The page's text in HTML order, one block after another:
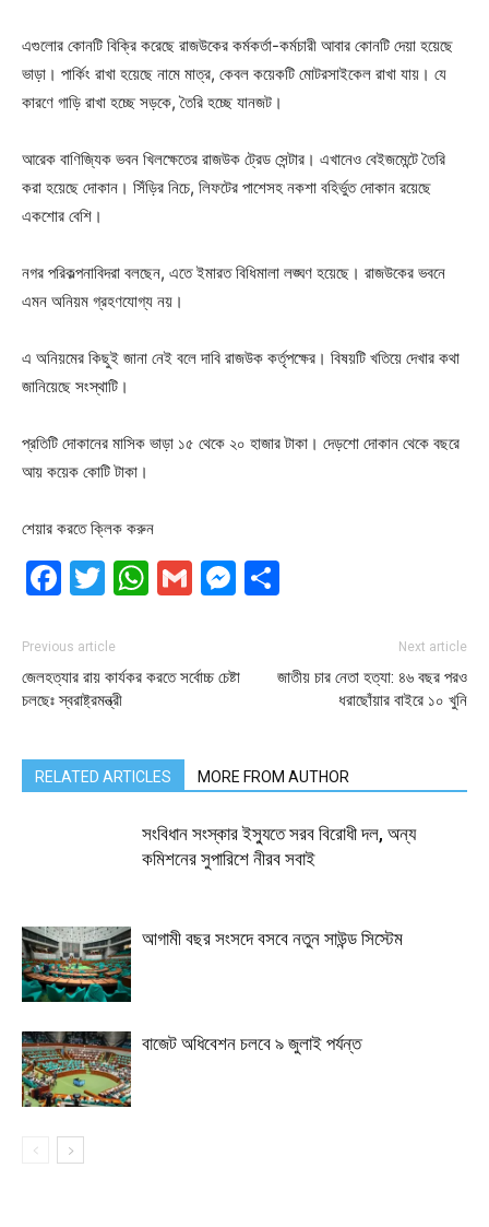
এগুলোর কোনটি বিক্রি করেছে রাজউকের কর্মকর্তা-কর্মচারী আবার কোনটি দেয়া হয়েছে
ভাড়া। পার্কিং রাখা হয়েছে নামে মাত্র, কেবল কয়েকটি মোটরসাইকেল রাখা যায়। যে
কারণে গাড়ি রাখা হচ্ছে সড়কে, তৈরি হচ্ছে যানজট।
আরেক বাণিজ্যিক ভবন খিলক্ষেতের রাজউক ট্রেড সেন্টার। এখানেও বেইজমেন্টে তৈরি
করা হয়েছে দোকান। সিঁড়ির নিচে, লিফটের পাশেসহ নকশা বহির্ভুত দোকান রয়েছে
একশোর বেশি।
নগর পরিকল্পনাবিদরা বলছেন, এতে ইমারত বিধিমালা লঙ্ঘণ হয়েছে। রাজউকের ভবনে
এমন অনিয়ম গ্রহণযোগ্য নয়।
এ অনিয়মের কিছুই জানা নেই বলে দাবি রাজউক কর্তৃপক্ষের। বিষয়টি খতিয়ে দেখার কথা
জানিয়েছে সংস্থাটি।
প্রতিটি দোকানের মাসিক ভাড়া ১৫ থেকে ২০ হাজার টাকা। দেড়শো দোকান থেকে বছরে
আয় কয়েক কোটি টাকা।
শেয়ার করতে ক্লিক করুন
Facebook
Twitter
WhatsApp
GmailMessenger
Previous article
জেলহত্যার রায় কার্যকর করতে সর্বোচ্চ চেষ্টা
চলছেঃ স্বরাষ্ট্রমন্ত্রী
Next article
জাতীয় চার নেতা হত্যা: ৪৬ বছর পরও
ধরাছোঁয়ার বাইরে ১০ খুনি
RELATED ARTICLES MORE FROM AUTHOR
সংবিধান সংস্কার ইস্যুতে সরব বিরোধী দল, অন্য
কমিশনের সুপারিশে নীরব সবাই
আগামী বছর সংসদে বসবে নতুন সাউন্ড সিস্টেম
বাজেট অধিবেশন চলবে ৯ জুলাই পর্যন্ত